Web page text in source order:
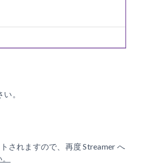
。
されますので、再度 Streamer へ